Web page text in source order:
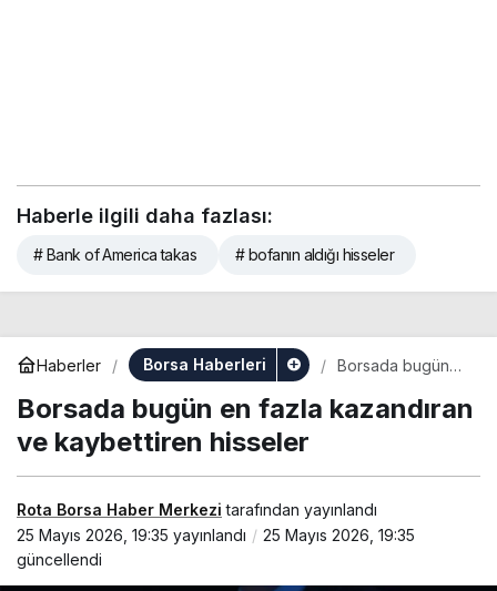
Haberle ilgili daha fazlası:
# Bank of America takas # bofanın aldığı hisseler
Haberler Borsa Haberleri
Borsada bugün
kazandıran ve
kaybettiren
Borsada bugün en fazla kazandıran
ve kaybettiren hisseler
Rota Borsa Haber Merkezi tarafından yayınlandı
25 Mayıs 2026, 19:35 yayınlandı
25 Mayıs 2026, 19:35
güncellendi